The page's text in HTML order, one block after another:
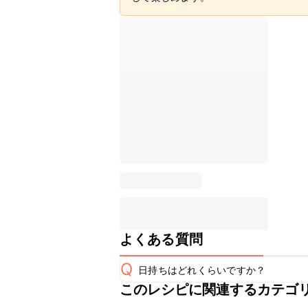
よくある質問
Q 日持ちはどれくらいですか？
保存期間は冷蔵で翌日中が目安です
このレシピに関連するカテゴ